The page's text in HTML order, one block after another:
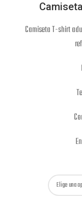
Camiseta T-shirt